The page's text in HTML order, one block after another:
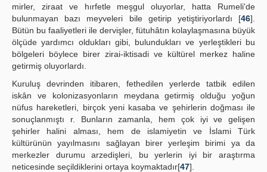
mirler, ziraat ve hırfetle meşgul oluyorlar, hatta Rumeli'de
bulunmayan bazı meyveleri bile getirip yetiştiriyorlardı [46].
Bütün bu faaliyetleri ile dervişler, fütuhâtın kolaylaşmasına büyük
ölçüde yardımcı oldukları gibi, bulundukları ve yerleştikleri bu
bölgeleri böylece birer zirai-iktisadi ve kültürel merkez haline
getirmiş oluyorlardı.
Kuruluş devrinden itibaren, fethedilen yerlerde tatbik edilen
iskân ve kolonizasyonların meydana getirmiş olduğu yoğun
nüfus hareketleri, birçok yeni kasaba ve şehirlerin doğması ile
sonuçlanmıştı r. Bunların zamanla, hem çok iyi ve gelişen
şehirler halini alması, hem de islamiyetin ve İslami Türk
kültürünün yayılmasını sağlayan birer yerleşim birimi ya da
merkezler durumu arzedişleri, bu yerlerin iyi bir araştırma
neticesinde seçildiklerini ortaya koymaktadır[47].